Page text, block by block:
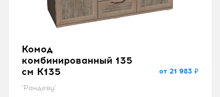
Комод
комбинированный 135
см K135
"Рандеву"
от 21 983 ₽